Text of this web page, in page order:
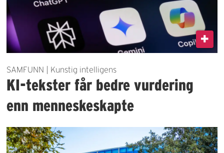
SAMFUNN | Kunstig intelligens
KI-tekster får bedre vurdering
enn menneskeskapte